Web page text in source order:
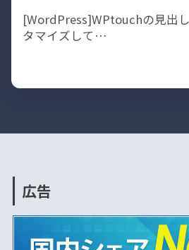
[WordPress]WPtouchの見出
タマイズして…
広告